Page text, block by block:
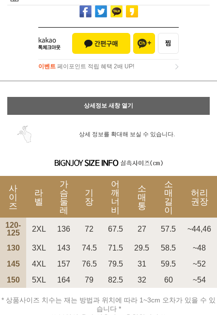
이벤트 페이포인트 적립 혜택 2배 UP!
이벤트페이포인트 적립 혜택 2배 UP!
상세정보 새창 열기
상세 정보를 확대해 보실 수 있습니다.
사
이
즈
라
벨
가
슴
둘
레
기
장
어
깨
너
비
소
매
통
소
매
길
이
허리
권장
120-
125
2XL 136 72 67.5 27 57.5 ~44,46
130 3XL 143 74.5 71.5 29.5 58.5
~48
145
4XL 157 76.5 79.5 31 59.5
~52
150
5XL 164 79 82.5 32 60 ~54
* 상품사이즈 치수는 재는 방법과 위치에 따라 1~3cm 오차가 있을 수 있
습니다 *